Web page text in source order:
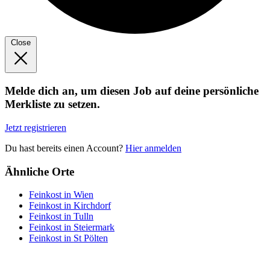
Close
Melde dich an, um diesen Job auf deine persönliche
Merkliste zu setzen.
Jetzt registrieren
Du hast bereits einen Account? Hier anmelden
Ähnliche Orte
Feinkost in Wien
Feinkost in Kirchdorf
Feinkost in Tulln
Feinkost in Steiermark
Feinkost in St Pölten